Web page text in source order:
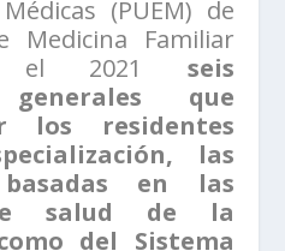
(PUEM) de
Medicina Familiar
el 2021 seis
generales que
los residentes
las
en las
salud de la
del Sistema